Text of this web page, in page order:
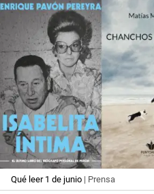
Qué leer 1 de junio | Prensa